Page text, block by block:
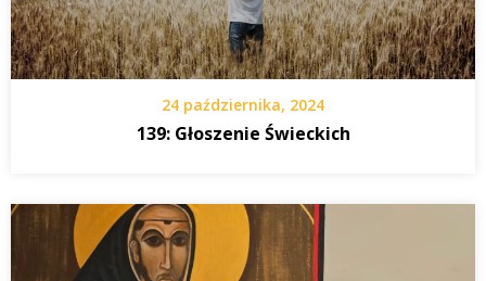
24 października, 2024
139: Głoszenie Świeckich